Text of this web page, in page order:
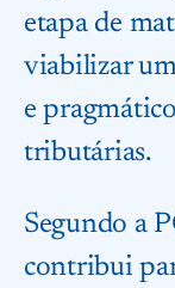
etapa de
viabilizar
e
tributárias.
Segundo a
contribui